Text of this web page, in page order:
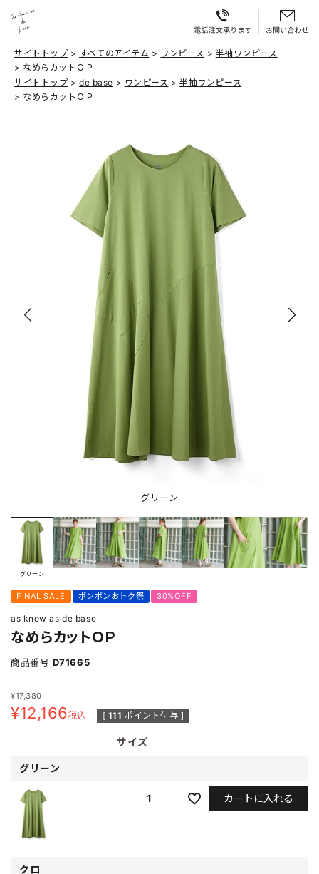
サイトトップ すべてのアイテム ワンピース
半袖ワンピース
なめらカットＯＰ
サイトトップ
de base ワンピース
半袖ワンピース
なめらカットＯＰ
グリーン
グリーン
FINAL SALE ボンボンおトク祭 30%OFF
as know as de base
なめらカットＯＰ
商品番号 D71665
¥17,380
¥12,166税込 [ 111 ポイント付与 ]
サイズ
グリーン
1 カートに入れる
クロ